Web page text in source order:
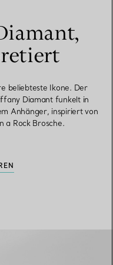
beliebteste Ikone. Der
Diamant funkelt in
Anhänger, inspiriert von
a Rock Brosche.